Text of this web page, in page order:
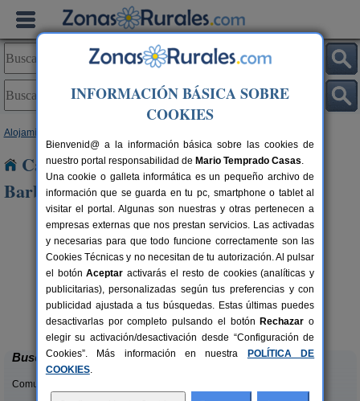
Alojamientos
Casas Rurales cerca de Guijo de Santa
Barbara
12-16+6 pers.
desde44 €
Finca Flores Amarillas
Almoharín (Cáceres)
Buscar
Comunidades:
INFORMACIÓN BÁSICA SOBRE
COOKIES
Bienvenid@ a la información básica sobre las cookies de
nuestro portal responsabilidad de Mario Temprado Casas.
Una cookie o galleta informática es un pequeño archivo de
información que se guarda en tu pc, smartphone o tablet al
visitar el portal. Algunas son nuestras y otras pertenecen a
empresas externas que nos prestan servicios. Las activadas
y necesarias para que todo funcione correctamente son las
Cookies Técnicas y no necesitan de tu autorización. Al pulsar
el botónAceptar activarás el resto de cookies (analíticas y
publicitarias), personalizadas según tus preferencias y con
publicidad ajustada a tus búsquedas. Estas últimas puedes
desactivarlas por completo pulsando el botón Rechazar o
elegir su activación/desactivación desde “Configuración de
Cookies”. Más información en nuestra
POLÍTICA DE
COOKIES.